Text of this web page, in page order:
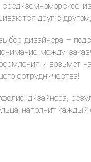
друг с
дизайнера –
между
и возьмет
сотрудничества!
дизайнера,
наполнит